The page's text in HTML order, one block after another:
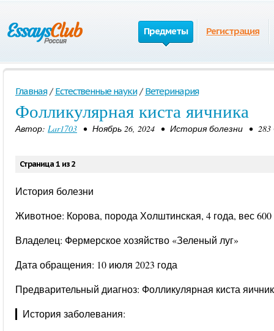
Предметы Регистрация
Главная / Естественные науки / Ветеринария
Фолликулярная киста яичника
Автор: Lar1703 • Ноябрь 26, 2024 • История болезни •
Страница 1 из 2
История болезни
Животное: Корова, порода Холштинская, 4 года, вес 600
Владелец: Фермерское хозяйство «Зеленый луг»
Дата обращения: 10 июля 2023 года
Предварительный диагноз: Фолликулярная киста
▎История заболевания: